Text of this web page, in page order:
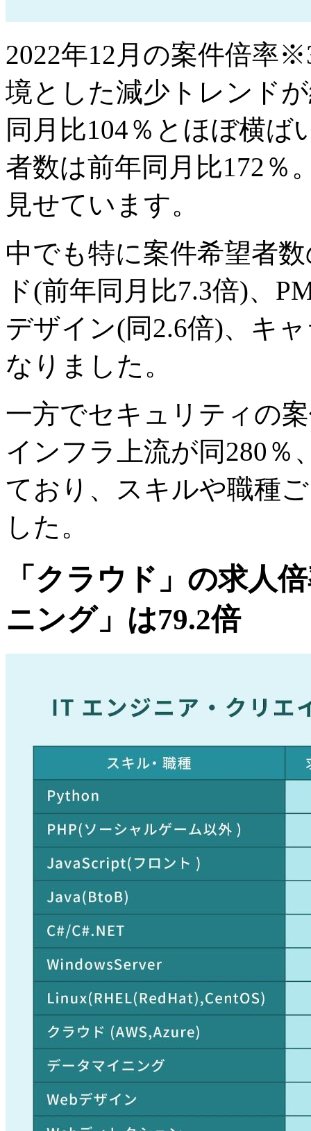
2022年12月の案件倍率
境とした減少トレンド
同月比104％とほぼ横
者数は前年同月比172％
見せています。
中でも特に案件希望者
ド(前年同月比7.3倍)、
デザイン(同2.6倍)、キ
なりました。
一方でセキュリティの
インフラ上流が同280％
ており、スキルや職種
した。
「クラウド」の求人
ニング」は79.2倍